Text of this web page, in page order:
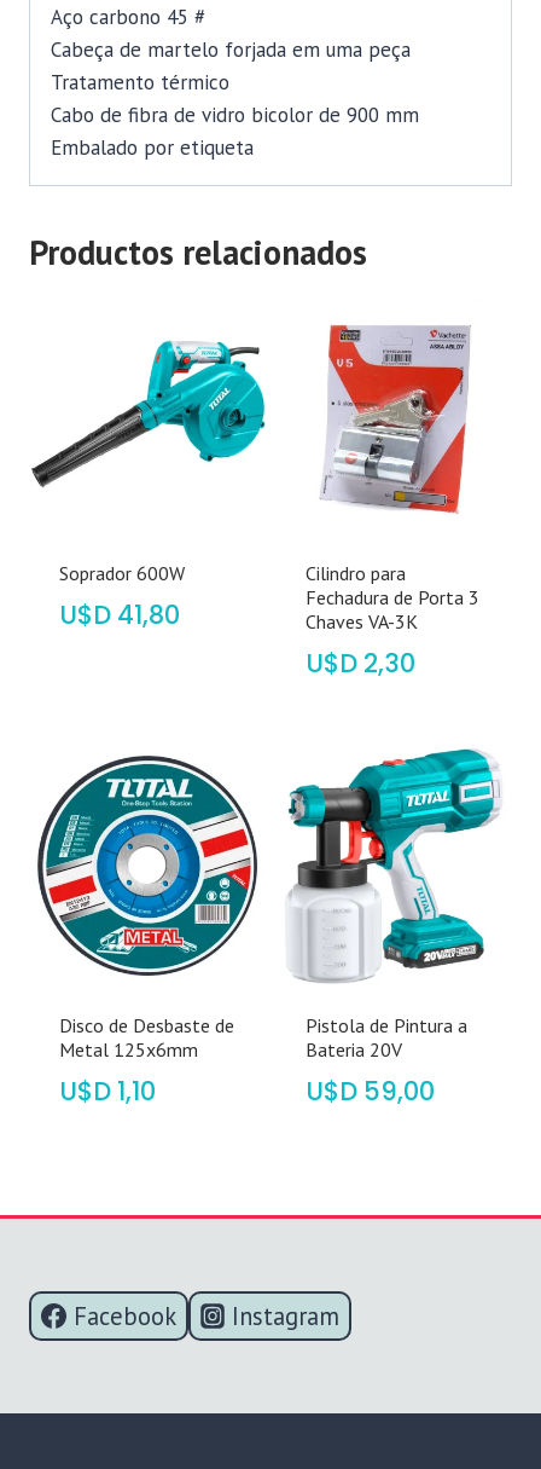
Aço carbono 45 #
Cabeça de martelo forjada em uma peça
Tratamento térmico
Cabo de fibra de vidro bicolor de 900 mm
Embalado por etiqueta
Productos relacionados
Soprador 600W
$ 41,80
Cilindro para
Fechadura de Porta 3
Chaves VA-3K
$ 2,30
Disco de Desbaste de
Metal 125x6mm
$ 1,10
Pistola de Pintura a
Bateria 20V
$ 59,00
Facebook Instagram